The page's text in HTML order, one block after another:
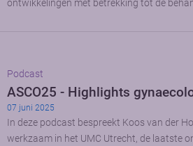
ontwikkelingen met betrekking tot de
Podcast
ASCO25 - Highlights
07 juni 2025
In deze podcast bespreekt Koos van der
werkzaam in het UMC Utrecht, de laatste